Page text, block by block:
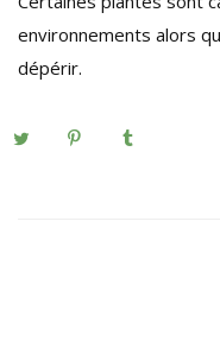
environnements alors
dépérir.